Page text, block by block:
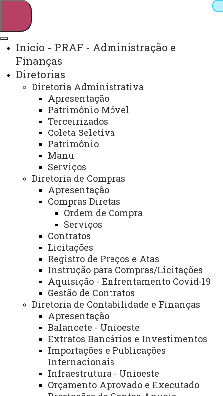
Webmail Sistemas
Telefones
Arquivo Virtual
Inicio - PRAF - Administração e
Finanças
Diretorias
Diretoria Administrativa
Apresentação
Patrimônio Móvel
Terceirizados
Coleta Seletiva
Patrimônio
Manu
Serviços
Diretoria de Compras
Apresentação
Compras Diretas
Ordem de Compra
Serviços
Contratos
Licitações
Registro de Preços e Atas
Instrução para Compras/Licitações
Aquisição - Enfrentamento Covid-19
Gestão de Contratos
Diretoria de Contabilidade e Finanças
Apresentação
Balancete - Unioeste
Extratos Bancários e Investimentos
Importações e Publicações
Internacionais
Infraestrutura - Unioeste
Orçamento Aprovado e Executado
Compras Convênios Documentos
FORMULÁRIOS
Você está aqui:Unioeste
Documentos, Formulários, Resoluções
Formulários
Minuta de Edital/Contrato - Obras e Serviços de
Engenharia
Formulário reserva de auditório
nstrução de Serviço nº 006/2023-PRAF
altera os valores das despesas de alimentação e